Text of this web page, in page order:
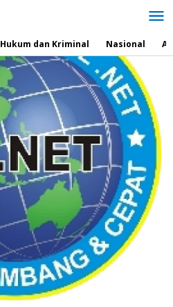
Hukum dan Kriminal Nasional